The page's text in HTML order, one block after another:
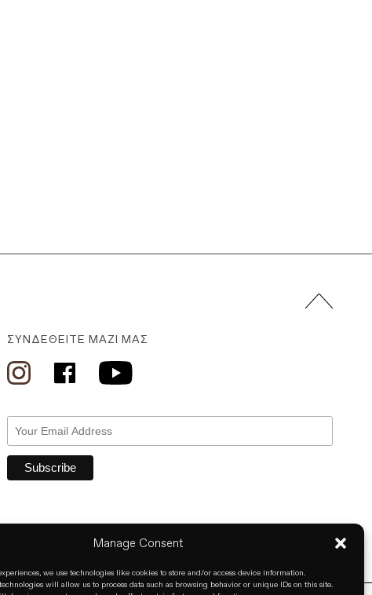
Manage Consent
we use technologies like cookies to store and/or access device information.
will allow us to process data such as browsing behavior or unique IDs on this site.
ΣΥΝΔΕΘΕΊΤΕ ΜΑΖΊ ΜΑΣ